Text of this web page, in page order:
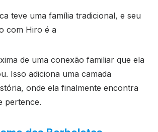
teve uma família tradicional, e seu
com Hiro é a
de uma conexão familiar que ela
Isso adiciona uma camada
onde ela finalmente encontra
pertence.